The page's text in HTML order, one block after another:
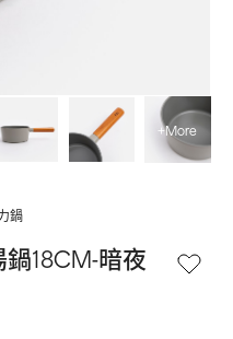
+More
鍋
鍋18CM-暗夜